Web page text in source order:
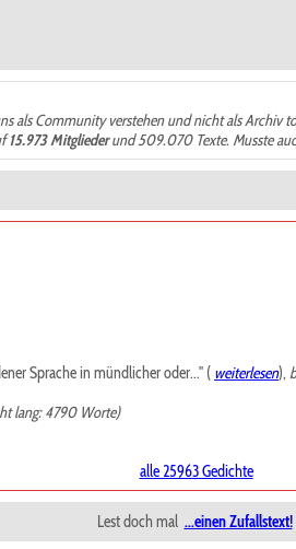
als Community verstehen und nicht als
15.973 Mitgliederund 509.070 Texte. Musste
Sprache in mündlicher oder..." ( weiterlesen),
lang: 4790 Worte)
alle 25963 Gedichte
Lest doch mal ...einen Zufallstext!